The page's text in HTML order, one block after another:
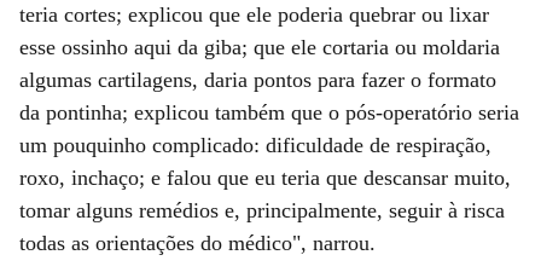
teria cortes; explicou que ele poderia quebrar ou lixar
esse ossinho aqui da giba; que ele cortaria ou moldaria
algumas cartilagens, daria pontos para fazer o formato
da pontinha; explicou também que o pós-operatório seria
um pouquinho complicado: dificuldade de respiração,
roxo, inchaço; e falou que eu teria que descansar muito,
tomar alguns remédios e, principalmente, seguir à risca
todas as orientações do médico", narrou.